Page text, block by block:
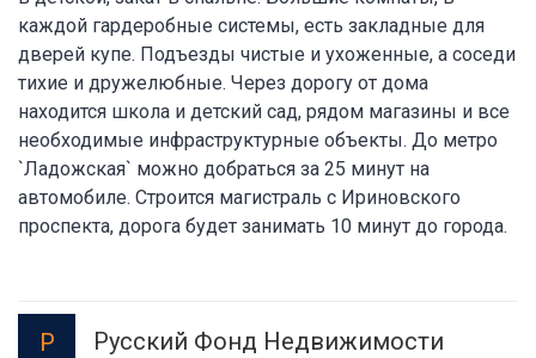
каждой гардеробные системы, есть закладные для
дверей купе. Подъезды чистые и ухоженные, а соседи
тихие и дружелюбные. Через дорогу от дома
находится школа и детский сад, рядом магазины и все
необходимые инфраструктурные объекты. До метро
`Ладожская` можно добраться за 25 минут на
автомобиле. Строится магистраль с Ириновского
проспекта, дорога будет занимать 10 минут до города.
Р Русский Фонд Недвижимости